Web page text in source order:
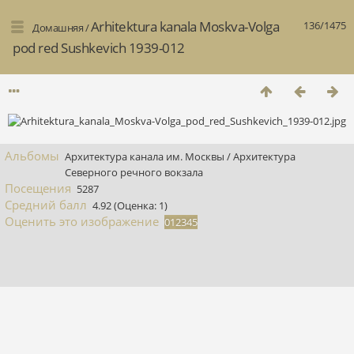
136/1475
Домашняя/Arhitektura kanala Moskva-Volga
pod red Sushkevich 1939-012
Альбомы Архитектура канала им. Москвы /Архитектура
Северного речного вокзала
Посещения 5287
Средний балл 4.92(Оценка: 1)
Оценить это изображение